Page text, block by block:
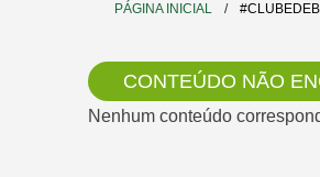
PÁGINA INICIAL /
CONTEÚDO NÃO
Nenhum conteúdo